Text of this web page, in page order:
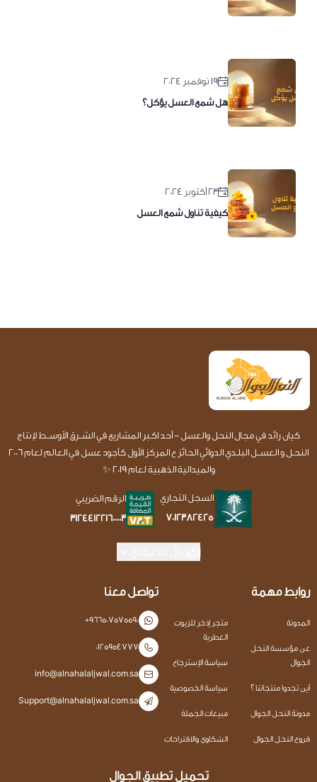
١٩ نوفمبر ٢٠٢٤
هل شمع العسل يؤكل؟
٢٣ أكتوبر ٢٠٢٤
كيفية تناول شمع العسل
كيان رائد في مجال النحل والعسل - أحد اكـبر المشاريع في الشــرق الأوســط لإنتاج
النحـل و العســل البلـدي الدوائي الحائز ع المركز الأول كأجود عسل في العالم لعام 2006
والميدالية الذهبية لعام 2019 ✨
السجل التجاري
7012382425
الرقم الضريبي
312441221600003
روابط مهمة
المدونة
عن مؤسسة النحل
الجوال
أين تجدوا منتجاتنا ؟
مدونة النحل الجوال
فروع النحل الجوال
متجر إذخر للزيوت
العطرية
سياسة الإسترجاع
سياسة الخصوصية
مبيعات الجملة
الشكاوى والاقتراحات
تواصل معنا
+966507575590
0125954777
info@alnahalaljwal.com.sa
Support@alnahalaljwal.com.sa
تحميل تطبيق الجوال